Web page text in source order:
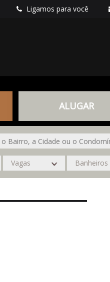
Ligamos para você
ALUGAR